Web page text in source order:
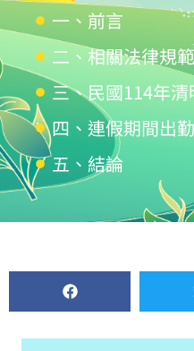
一、前言
二、相關法律規範
三、民國114年
四、連假期間出
五、結論